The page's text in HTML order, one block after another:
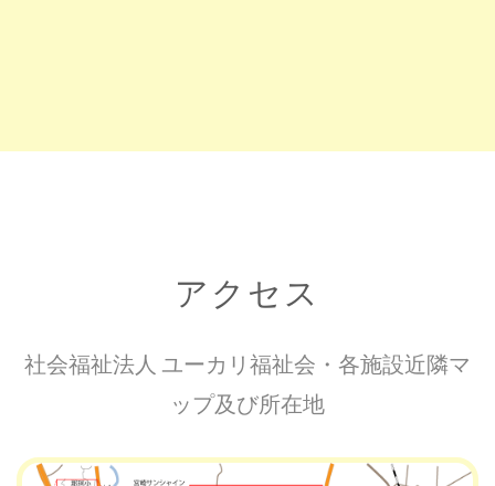
アクセス
社会福祉法人 ユーカリ福祉会・各施設近隣マ
ップ及び所在地